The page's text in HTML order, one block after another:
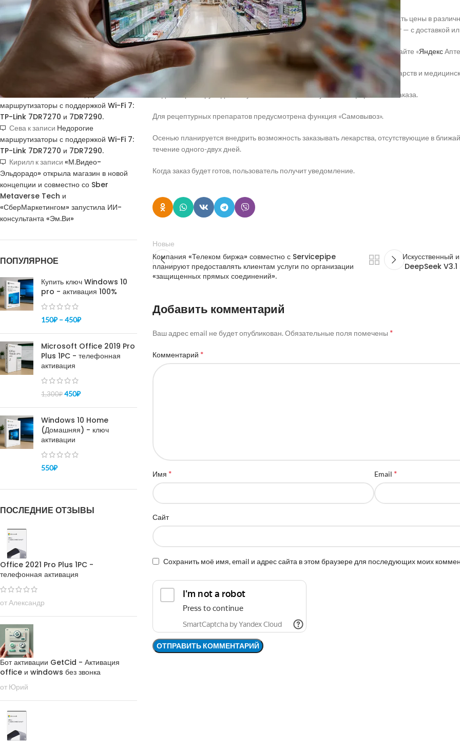
Получить код подтверждения
Купить токены для получения кодов
подтверждения
НОВЫЕ КОММЕНТАРИИ
Недорогие
маршрутизаторы с поддержкой Wi-Fi 7:
TP-Link 7DR7270 и 7DR7290.
Сева к записи Недорогие
маршрутизаторы с поддержкой Wi-Fi 7:
TP-Link 7DR7270 и 7DR7290.
Кирилл к записи «М.Видео-
Эльдорадо» открыла магазин в новой
концепции и совместно со Sber
Metaverse Tech и
«СберМаркетингом» запустила ИИ-
консультанта «Эм.Ви»
ПОПУЛЯРНОЕ
Купить ключ Windows 10
pro - активация 100%
150₽ –450₽
Microsoft Office 2019 Pro
Plus 1PC - телефонная
активация
1,300₽ 450₽
Windows 10 Home
(Домашняя) - ключ
активации
550₽
ПОСЛЕДНИЕ ОТЗЫВЫ
Office 2021 Pro Plus 1PC -
телефонная активация
от Александр
Бот активации GetCid - Активация
office и windows без звонка
от Юрий
По информации из пресс-службы, этот сервис дает возможность сравнивать цены в
выгодные предложения и получать заказанные товары в течение 30 минут — с доставкой
Доступ к сервису можно получить через приложение «Яндекс Go» или на сайте «Яндекс
В настоящее время в каталоге представлено 70 тысяч наименований лекарств и
Яндекс гарантирует доставку в течение 15-20 минут после оформления заказа.
Для рецептурных препаратов предусмотрена функция «Самовывоз».
Осенью планируется внедрить возможность заказывать лекарства, отсутствующие в
течение одного-двух дней.
Когда заказ будет готов, пользователь получит уведомление.
Новые
Компания «Телеком биржа» совместно с Servicepipe
планируют предоставлять клиентам услуги по организации
«защищенных прямых соединений».
Искусственный
DeepSeek V3.1
Добавить комментарий
Ваш адрес email не будет опубликован. Обязательные поля помечены *
Комментарий *
Имя * Email *
Сайт
Сохранить моё имя, email и адрес сайта в этом браузере для последующих моих